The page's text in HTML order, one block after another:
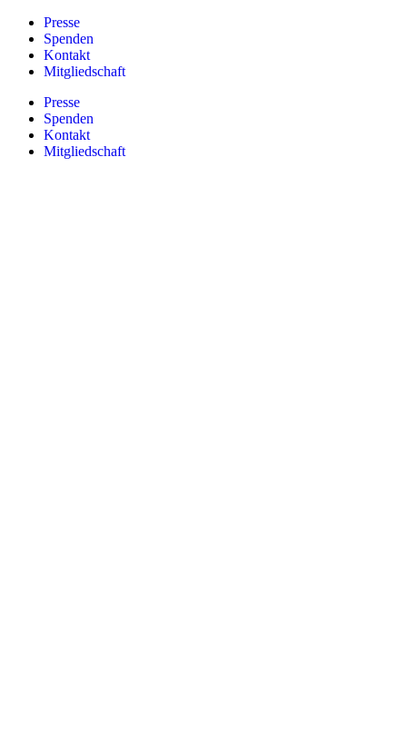
Zum
Inhalt
springen
Presse
Spenden
Kontakt
Mitgliedschaft
Presse
Spenden
Kontakt
Mitgliedschaft